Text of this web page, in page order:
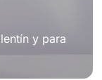
y para